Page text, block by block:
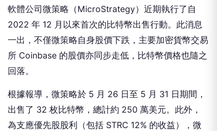
軟體公司微策略（MicroStrategy）近期執行了自
2022 年 12 月以來首次的比特幣出售行動。此消息
一出，不僅微策略自身股價下跌，主要加密貨幣交易
所 Coinbase 的股價亦同步走低，比特幣價格也隨之
回落。
根據報導，微策略於 5 月 26 日至 5 月 31 日期間，
出售了 32 枚比特幣，總計約 250 萬美元。此外，
為支應優先股股利（包括 STRC 12% 的收益），微